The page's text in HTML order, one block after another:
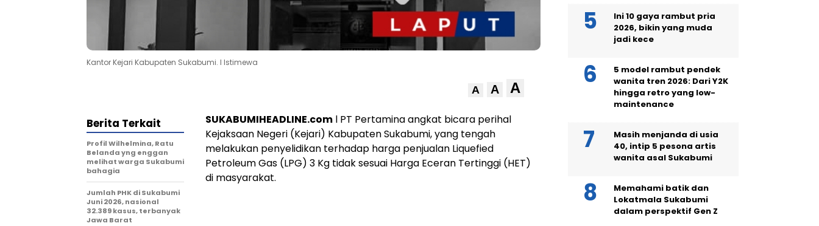
Kantor Kejari Kabupaten Sukabumi. l Istimewa
A A A
SUKABUMIHEADLINE.com l PT Pertamina angkat bicara perihal
Kejaksaan Negeri (Kejari) Kabupaten Sukabumi, yang tengah
melakukan penyelidikan terhadap harga penjualan Liquefied
Petroleum Gas (LPG) 3 Kg tidak sesuai Harga Eceran Tertinggi (HET)
di masyarakat.
Berita Terkait
Profil Wilhelmina, Ratu
Belanda yng enggan
melihat warga Sukabumi
bahagia
Jumlah PHK di Sukabumi
Juni 2026, nasional
32.389 kasus, terbanyak
Jawa Barat
Ini 10 gaya rambut pria
2026, bikin yang muda
jadi kece
5 model rambut pendek
wanita tren 2026: Dari Y2K
hingga retro yang low-
maintenance
Masih menjanda di usia
40, intip 5 pesona artis
wanita asal Sukabumi
Memahami batik dan
Lokatmala Sukabumi
dalam perspektif Gen Z